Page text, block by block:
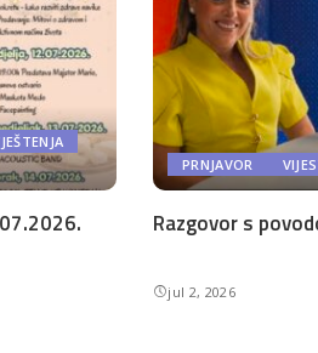
PRNJAVOR
Razgovor s
jul 2, 2026